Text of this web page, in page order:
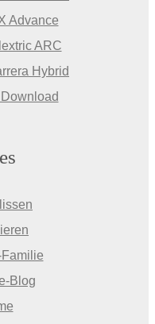
Advance
ARC
Hybrid
Blog